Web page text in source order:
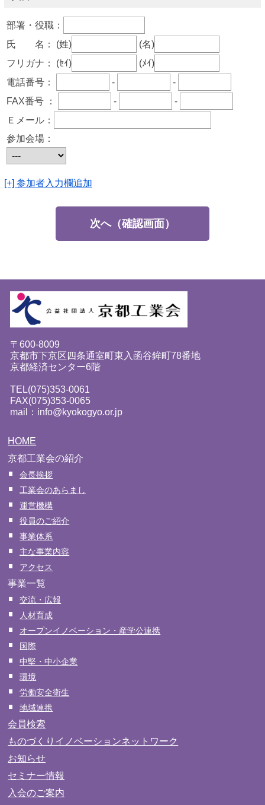
部署・役職：
氏 名：
(姓)
(名)
フリガナ：
(ｾｲ)
(ﾒｲ)
電話番号：
-
-
FAX番号 ：
-
-
Ｅメール：
参加会場：
[+] 参加者入力欄追加
〒600-8009
京都市下京区四条通室町東入函谷鉾町78番地
京都経済センター6階
TEL(075)353-0061
FAX(075)353-0065
mail：info@kyokogyo.or.jp
HOME
京都工業会の紹介
会長挨拶
工業会のあらまし
運営機構
役員のご紹介
事業体系
主な事業内容
アクセス
事業一覧
交流・広報
人材育成
オープンイノベーション・産学公連携
国際
中堅・中小企業
環境
労働安全衛生
地域連携
会員検索
ものづくりイノベーションネットワーク
お知らせ
セミナー情報
入会のご案内